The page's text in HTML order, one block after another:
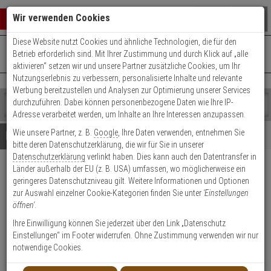
Warenkorb schließen
0 ARTIKEL IM WARENKORB
Ihr Warenkorb ist momentan leer.
Ergebnisse ()
Fertig
Shop
durchsuchen
Bitte
geben
Sie
mindestens
Zeichen
ein,
um
Suche
Es
wurde
noch
Kategorien
Suche
gestartet
+49 (0)821 899 493-0Mo. - Do.: 8:00 - 16:30 | Fr.: 8:00 - 14:00 Uhr
Kontaktservice nutzen
Details Beratung
2N IP Verso Numerisches
Touch Keypad Modul
Produktmerkmale
Datenblatt drucken
Wir verwenden Cookies
Diese Website nutzt Cookies und ähnliche Technologien, die für den
Betrieb erforderlich sind. Mit Ihrer Zustimmung und durch Klick auf „alle
aktivieren“ setzen wir und unsere Partner zusätzliche Cookies, um Ihr
Nutzungserlebnis zu verbessern, personalisierte Inhalte und relevante
Werbung bereitzustellen und Analysen zur Optimierung unserer Services
durchzuführen. Dabei können personenbezogene Daten wie Ihre IP-
Adresse verarbeitet werden, um Inhalte an Ihre Interessen anzupassen.
Wie unsere Partner, z. B. Google , Ihre Daten verwenden, entnehmen Sie
bitte deren Datenschutzerklärung, die wir für Sie in unserer
Datenschutzerklärung verlinkt haben. Dies kann auch den Datentransfer in
Länder außerhalb der EU (z. B. USA) umfassen, wo möglicherweise ein
geringeres Datenschutzniveau gilt. Weitere Informationen und Optionen
zur Auswahl einzelner Cookie-Kategorien finden Sie unter 'Einstellungen
öffnen'.
Ihre Einwilligung können Sie jederzeit über den Link „Datenschutz
Einstellungen“ im Footer widerrufen. Ohne Zustimmung verwenden wir nur
notwendige Cookies.